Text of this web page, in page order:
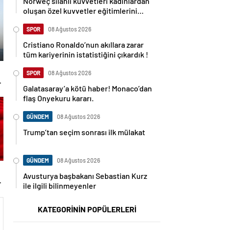
oluşan özel kuvvetler eğitimlerini
SPOR 08 Ağustos 2026
Cristiano Ronaldo’nun akıllara zarar
tüm kariyerinin istatistiğini çıkardık !
SPOR 08 Ağustos 2026
Galatasaray’a kötü haber! Monaco’dan
flaş Onyekuru kararı.
GÜNDEM 08 Ağustos 2026
Trump’tan seçim sonrası ilk mülakat
GÜNDEM 08 Ağustos 2026
Avusturya başbakanı Sebastian Kurz
ile ilgili bilinmeyenler
KATEGORİNİN POPÜLERLERİ